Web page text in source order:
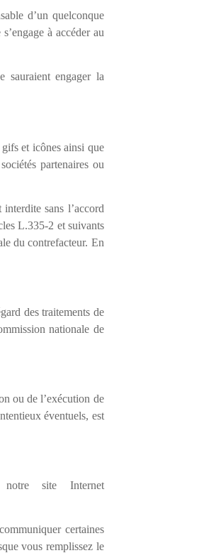
d’un quelconque
à accéder au
sauraient engager la
et icônes ainsi que
partenaires ou
sans l’accord
L.335-2 et suivants
du contrefacteur. En
des traitements de
nationale de
ou de l’exécution de
éventuels, est
site Internet
certaines
vous remplissez le